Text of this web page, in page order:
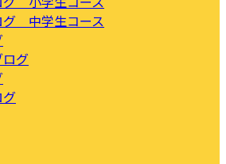
グ 中学生コース
グ